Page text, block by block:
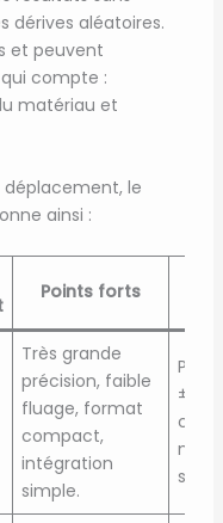
dérives aléatoires.
et peuvent
compte :
matériau et
le
ainsi :
Points forts
Très grande
précision, faible
fluage, format
compact,
intégration
simple.
±2,5